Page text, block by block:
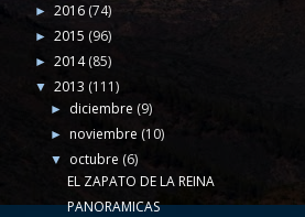
► 2016 (74)
► 2015 (96)
► 2014(85)
▼ 2013 (111)
► diciembre(9)
► noviembre (10)
▼ octubre (6)
EL ZAPATO DE LA REINA
PANORAMICAS